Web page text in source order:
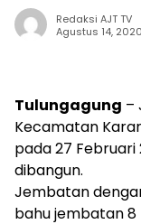
Redaksi AJT TV
Agustus 14, 2020
Tulungagung –
Kecamatan
pada 27 Februari
dibangun.
Jembatan
bahu jembatan